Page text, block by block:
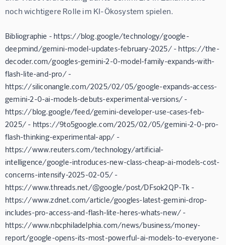
noch wichtigere Rolle im KI-Ökosystem spielen.
Bibliographie - https://blog.google/technology/google-
deepmind/gemini-model-updates-february-2025/ - https://the-
decoder.com/googles-gemini-2-0-model-family-expands-with-
flash-lite-and-pro/ -
https://siliconangle.com/2025/02/05/google-expands-access-
gemini-2-0-ai-models-debuts-experimental-versions/ -
https://blog.google/feed/gemini-developer-use-cases-feb-
2025/ - https://9to5google.com/2025/02/05/gemini-2-0-pro-
flash-thinking-experimental-app/ -
https://www.reuters.com/technology/artificial-
intelligence/google-introduces-new-class-cheap-ai-models-cost-
concerns-intensify-2025-02-05/ -
https://www.threads.net/@google/post/DFsok2QP-Tk -
https://www.zdnet.com/article/googles-latest-gemini-drop-
includes-pro-access-and-flash-lite-heres-whats-new/ -
https://www.nbcphiladelphia.com/news/business/money-
report/google-opens-its-most-powerful-ai-models-to-everyone-